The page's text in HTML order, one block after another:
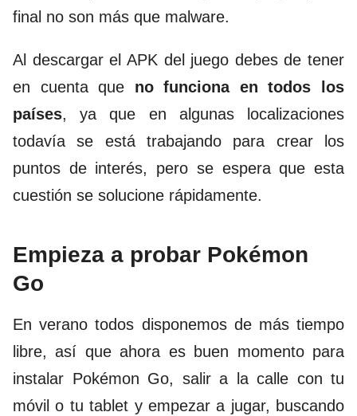
final no son más que malware.
Al descargar el APK del juego debes de tener
en cuenta que no funciona en todos los
países, ya que en algunas localizaciones
todavía se está trabajando para crear los
puntos de interés, pero se espera que esta
cuestión se solucione rápidamente.
Empieza a probar Pokémon
Go
En verano todos disponemos de más tiempo
libre, así que ahora es buen momento para
instalar Pokémon Go, salir a la calle con tu
móvil o tu tablet y empezar a jugar, buscando